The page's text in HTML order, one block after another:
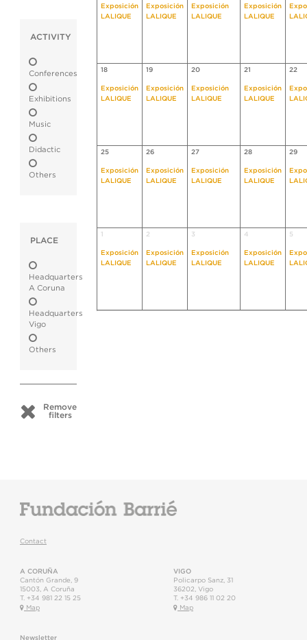
ACTIVITY
Conferences
Exhibitions
Music
Didactic
Others
PLACE
Headquarters
A Coruna
Headquarters
Vigo
Others
Remove
filters
Exposición
LALIQUE
Exposición
LALIQUE
Exposición
LALIQUE
Exposición
LALIQUE
18
Exposición
LALIQUE
19
Exposición
LALIQUE
20
Exposición
LALIQUE
21
Exposición
LALIQUE
22
25
Exposición
LALIQUE
26
Exposición
LALIQUE
27
Exposición
LALIQUE
28
Exposición
LALIQUE
29
Exposición
LALIQUE
2
Exposición
LALIQUE
3
Exposición
LALIQUE
4
Exposición
LALIQUE
5
Contact
A CORUÑA
Cantón Grande, 9
15003
A Coruña
T. +34 981 22 15 25
Map
VIGO
Policarpo Sanz, 31
36202 Vigo
T. +34 986 11 02 20
Map
Newsletter